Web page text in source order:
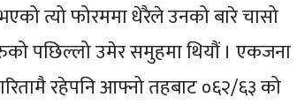
त्यो फोरममा धेरैले उनको बारे चासो
पछिल्लो उमेर समुहमा थियौं । एकजना
रहेपनि आफ्नो तहबाट ०६२/६३ को